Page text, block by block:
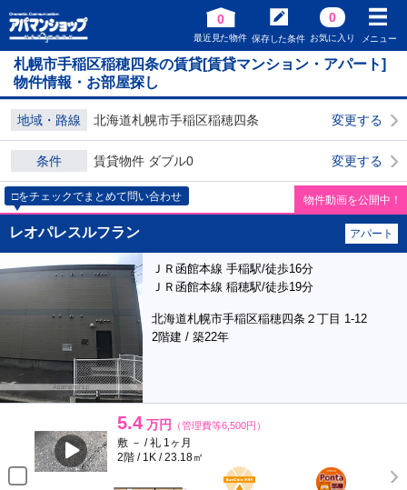
0
最近見た物件 保存した条件
0
お気に入り メニュー
札幌市手稲区稲穂四条の賃貸[賃貸マンション・アパート]
物件情報・お部屋探し
地域・路線 北海道札幌市手稲区稲穂四条 変更する
条件 賃貸物件 ダブル0 変更する
□をチェックでまとめて問い合わせ 物件動画を公開中！
レオパレスルフラン アパート
ＪＲ函館本線 手稲駅/徒歩16分
ＪＲ函館本線 稲穂駅/徒歩19分
北海道札幌市手稲区稲穂四条２丁目 1-12
2階建 / 築22年
5.4 万円 （管理費等6,500円）
敷 － / 礼 1ヶ月
2階 / 1K / 23.18㎡
BunChinPAY
ポンタ
部屋